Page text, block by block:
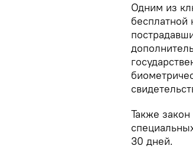
Одним из
бесплатной
Также
30 дней.